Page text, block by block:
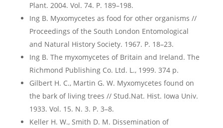
Plant. 2004. Vol. 74. P. 189–198.
Ing B. Myxomycetes as food for other organisms //
Proceedings of the South London Entomological
and Natural History Society. 1967. P. 18–23.
Ing B. The myxomycetes of Britain and Ireland. The
Richmond Publishing Co. Ltd. L., 1999. 374 p.
Gilbert H. C., Martin G. W. Myxomycetes found on
the bark of living trees // Stud.Nat. Hist. Iowa Univ.
1933. Vol. 15. N. 3. P. 3–8.
Keller H. W., Smith D. M. Dissemination of